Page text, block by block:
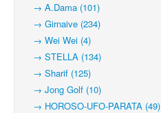
→ A.Dama (101)
→ Girnaive (234)
→ Wei Wei (4)
→ STELLA (134)
→ Sharif (125)
→ Jong Golf (10)
→ HOROSO-UFO-PARATA (49)